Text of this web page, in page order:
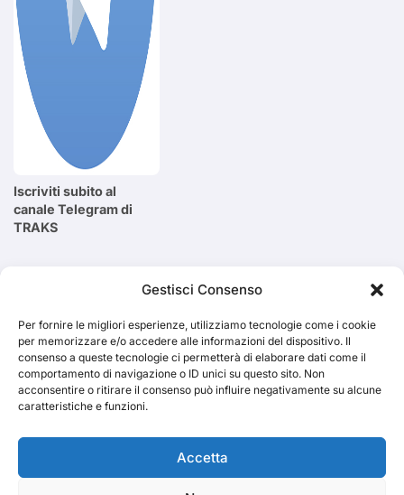
Gestisci Consenso
Per fornire le migliori esperienze, utilizziamo tecnologie come i cookie
per memorizzare e/o accedere alle informazioni del dispositivo. Il
consenso a queste tecnologie ci permetterà di elaborare dati come il
comportamento di navigazione o ID unici su questo sito. Non
acconsentire o ritirare il consenso può influire negativamente su alcune
caratteristiche e funzioni.
Accetta
Iscriviti subito al
canale Telegram di
TRAKS
Cerca
TRAKS